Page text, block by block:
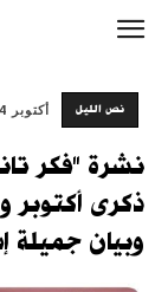
نص الليل أكتوبر 4, 2023
نشرة "فكر
ذكرى أكتوبر
وبيان جميلة